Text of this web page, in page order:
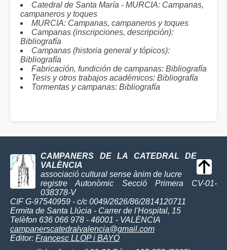
Catedral de Santa María - MURCIA: Campanas,
campaneros y toques
MURCIA: Campanas, campaneros y toques
Campanas (inscripciones, descripción):
Bibliografía
Campanas (historia general y tópicos):
Bibliografía
Fabricación, fundición de campanas: Bibliografía
Tesis y otros trabajos académicos: Bibliografía
Tormentas y campanas: Bibliografía
CAMPANERS DE LA CATEDRAL DE
VALÈNCIA
associació cultural sense ànim de lucre
registre Autonòmic Secció Primera CV-01-
038378-V
CIF G-97540959 - c/c 0049/2626/86/2814120711
Ermita de Santa Llúcia - Carrer de l'Hospital, 15
Telèfon 636 066 978 - 46001 - VALÈNCIA
campanerscatedralvalencia@gmail.com
Editor: Francesc LLOP i BAYO